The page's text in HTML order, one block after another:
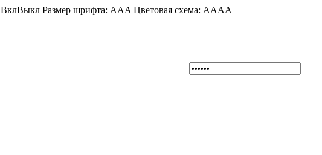
ВклВыкл Размер шрифта: AAA Цветовая схема: AAAA